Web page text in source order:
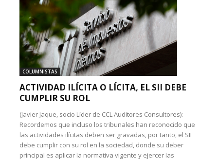
COLUMNISTAS
ACTIVIDAD ILÍCITA O LÍCITA, EL SII DEBE
CUMPLIR SU ROL
(Javier Jaque, socio Líder de CCL Auditores Consultores):
Recordemos que incluso los tribunales han reconocido que
las actividades ilícitas deben ser gravadas, por tanto, el SII
debe cumplir con su rol en la sociedad, donde su deber
principal es aplicar la normativa vigente y ejercer las